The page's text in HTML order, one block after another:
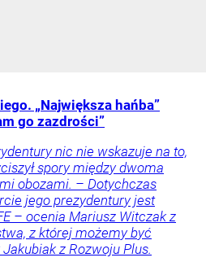
„Największa hańba”
go zazdrości”
nic nie wskazuje na to,
spory między dwoma
obozami. – Dotychczas
jego prezydentury jest
– ocenia Mariusz Witczak z
z której możemy być
z Rozwoju Plus.